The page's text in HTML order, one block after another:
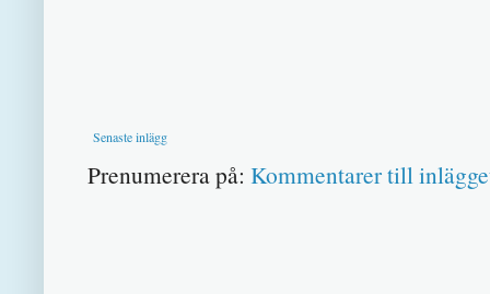
Senaste inlägg
Prenumerera på: Kommentarer till